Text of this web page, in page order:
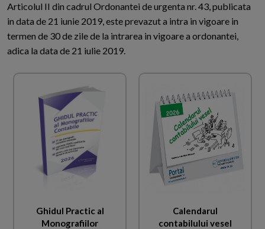
Articolul II din cadrul Ordonantei de urgenta nr. 43, publicata
in data de 21 iunie 2019, este prevazut a intra in vigoare in
termen de 30 de zile de la intrarea in vigoare a ordonantei,
adica la data de 21 iulie 2019.
Ghidul Practic al
Monografiilor
Calendarul
contabilului vesel